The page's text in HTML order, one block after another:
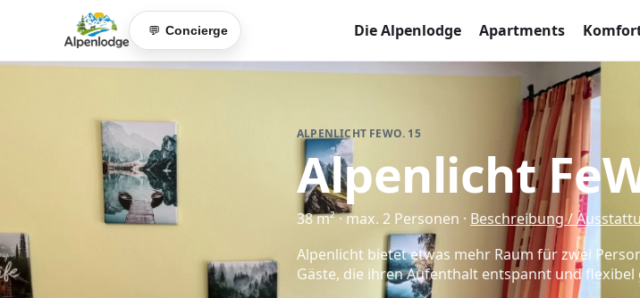
💬 Concierge Die Alpenlodge Apartments
ALPENLICHT FEWO. 15
Alpenlicht
38 m² · max. 2 Personen · Beschreibung /
Alpenlicht bietet etwas mehr Raum für zwei
Gäste, die ihren Aufenthalt entspannt und